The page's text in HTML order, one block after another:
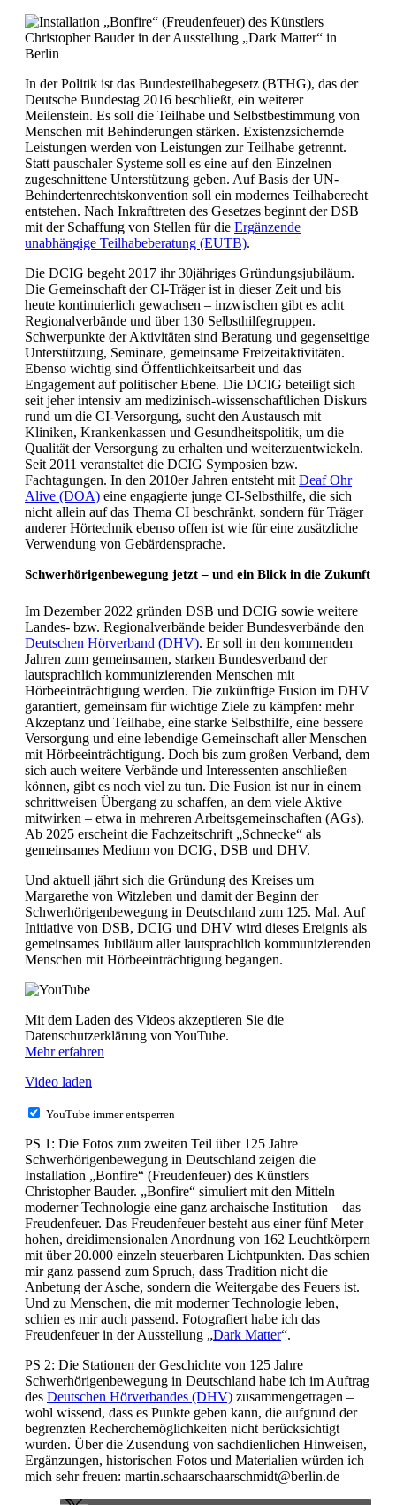
In der Politik ist das Bundesteilhabegesetz (BTHG), das der
Deutsche Bundestag 2016 beschließt, ein weiterer
Meilenstein. Es soll die Teilhabe und Selbstbestimmung von
Menschen mit Behinderungen stärken. Existenzsichernde
Leistungen werden von Leistungen zur Teilhabe getrennt.
Statt pauschaler Systeme soll es eine auf den Einzelnen
zugeschnittene Unterstützung geben. Auf Basis der UN-
Behindertenrechtskonvention soll ein modernes Teilhaberecht
entstehen. Nach Inkrafttreten des Gesetzes beginnt der DSB
mit der Schaffung von Stellen für die Ergänzende
unabhängige Teilhabeberatung (EUTB).
Die DCIG begeht 2017 ihr 30jähriges Gründungsjubiläum.
Die Gemeinschaft der CI-Träger ist in dieser Zeit und bis
heute kontinuierlich gewachsen – inzwischen gibt es acht
Regionalverbände und über 130 Selbsthilfegruppen.
Schwerpunkte der Aktivitäten sind Beratung und gegenseitige
Unterstützung, Seminare, gemeinsame Freizeitaktivitäten.
Ebenso wichtig sind Öffentlichkeitsarbeit und das
Engagement auf politischer Ebene. Die DCIG beteiligt sich
seit jeher intensiv am medizinisch-wissenschaftlichen Diskurs
rund um die CI-Versorgung, sucht den Austausch mit
Kliniken, Krankenkassen und Gesundheitspolitik, um die
Qualität der Versorgung zu erhalten und weiterzuentwickeln.
Seit 2011 veranstaltet die DCIG Symposien bzw.
Fachtagungen. In den 2010er Jahren entsteht mit Deaf Ohr
Alive (DOA) eine engagierte junge CI-Selbsthilfe, die sich
nicht allein auf das Thema CI beschränkt, sondern für Träger
anderer Hörtechnik ebenso offen ist wie für eine zusätzliche
Verwendung von Gebärdensprache.
Schwerhörigenbewegung jetzt – und ein Blick in die Zukunft
Im Dezember 2022 gründen DSB und DCIG sowie weitere
Landes- bzw. Regionalverbände beider Bundesverbände den
Deutschen Hörverband (DHV). Er soll in den kommenden
Jahren zum gemeinsamen, starken Bundesverband der
lautsprachlich kommunizierenden Menschen mit
Hörbeeinträchtigung werden. Die zukünftige Fusion im DHV
garantiert, gemeinsam für wichtige Ziele zu kämpfen: mehr
Akzeptanz und Teilhabe, eine starke Selbsthilfe, eine bessere
Versorgung und eine lebendige Gemeinschaft aller Menschen
mit Hörbeeinträchtigung. Doch bis zum großen Verband, dem
sich auch weitere Verbände und Interessenten anschließen
können, gibt es noch viel zu tun. Die Fusion ist nur in einem
schrittweisen Übergang zu schaffen, an dem viele Aktive
mitwirken – etwa in mehreren Arbeitsgemeinschaften (AGs).
Ab 2025 erscheint die Fachzeitschrift „Schnecke“ als
gemeinsames Medium von DCIG, DSB und DHV.
Und aktuell jährt sich die Gründung des Kreises um
Margarethe von Witzleben und damit der Beginn der
Schwerhörigenbewegung in Deutschland zum 125. Mal. Auf
Initiative von DSB, DCIG und DHV wird dieses Ereignis als
gemeinsames Jubiläum aller lautsprachlich kommunizierenden
Menschen mit Hörbeeinträchtigung begangen.
Mit dem Laden des Videos akzeptieren Sie die
Datenschutzerklärung von YouTube.
Mehr erfahren
Video laden
YouTube immer entsperren
PS 1: Die Fotos zum zweiten Teil über 125 Jahre
Schwerhörigenbewegung in Deutschland zeigen die
Installation „Bonfire“ (Freudenfeuer) des Künstlers
Christopher Bauder. „Bonfire“ simuliert mit den Mitteln
moderner Technologie eine ganz archaische Institution – das
Freudenfeuer. Das Freudenfeuer besteht aus einer fünf Meter
hohen, dreidimensionalen Anordnung von 162 Leuchtkörpern
mit über 20.000 einzeln steuerbaren Lichtpunkten. Das schien
mir ganz passend zum Spruch, dass Tradition nicht die
Anbetung der Asche, sondern die Weitergabe des Feuers ist.
Und zu Menschen, die mit moderner Technologie leben,
schien es mir auch passend. Fotografiert habe ich das
Freudenfeuer in der Ausstellung „Dark Matter“.
PS 2: Die Stationen der Geschichte von 125 Jahre
Schwerhörigenbewegung in Deutschland habe ich im Auftrag
des Deutschen Hörverbandes (DHV) zusammengetragen –
wohl wissend, dass es Punkte geben kann, die aufgrund der
begrenzten Recherchemöglichkeiten nicht berücksichtigt
wurden. Über die Zusendung von sachdienlichen Hinweisen,
Ergänzungen, historischen Fotos und Materialien würden ich
mich sehr freuen: martin.schaarschaarschmidt@berlin.de